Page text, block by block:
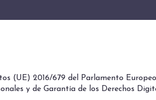
(UE) 2016/679 del Parlamento
y de Garantía de los Derechos